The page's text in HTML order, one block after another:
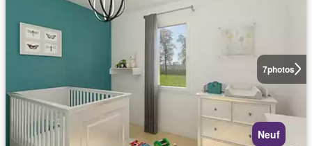
7photos
Neuf